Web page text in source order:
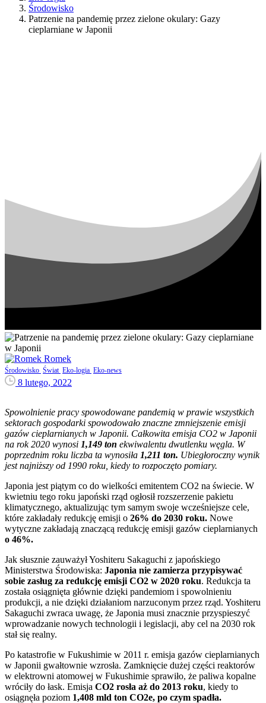
Środowisko
Patrzenie na pandemię przez zielone okulary: Gazy
cieplarniane w Japonii
Romek
Środowisko Świat Eko-logia Eko-news
8 lutego, 2022
Spowolnienie pracy spowodowane pandemią w prawie wszystkich
sektorach gospodarki spowodowało znaczne zmniejszenie emisji
gazów cieplarnianych w Japonii. Całkowita emisja CO2 w Japonii
na rok 2020 wynosi 1,149 ton ekwiwalentu dwutlenku węgla. W
poprzednim roku liczba ta wynosiła 1,211 ton. Ubiegłoroczny wynik
jest najniższy od 1990 roku, kiedy to rozpoczęto pomiary.
Japonia jest piątym co do wielkości emitentem CO2 na świecie. W
kwietniu tego roku japoński rząd ogłosił rozszerzenie pakietu
klimatycznego, aktualizując tym samym swoje wcześniejsze cele,
które zakładały redukcję emisji o 26% do 2030 roku. Nowe
wytyczne zakładają znaczącą redukcję emisji gazów cieplarnianych
o 46%.
Jak słusznie zauważył Yoshiteru Sakaguchi z japońskiego
Ministerstwa Środowiska: Japonia nie zamierza przypisywać
sobie zasług za redukcję emisji CO2 w 2020 roku. Redukcja ta
została osiągnięta głównie dzięki pandemiom i spowolnieniu
produkcji, a nie dzięki działaniom narzuconym przez rząd. Yoshiteru
Sakaguchi zwraca uwagę, że Japonia musi znacznie przyspieszyć
wprowadzanie nowych technologii i legislacji, aby cel na 2030 rok
stał się realny.
Po katastrofie w Fukushimie w 2011 r. emisja gazów cieplarnianych
w Japonii gwałtownie wzrosła. Zamknięcie dużej części reaktorów
w elektrowni atomowej w Fukushimie sprawiło, że paliwa kopalne
wróciły do łask. Emisja CO2 rosła aż do 2013 roku, kiedy to
osiągnęła poziom 1,408 mld ton CO2e, po czym spadła.